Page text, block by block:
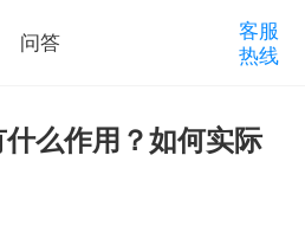
问答
客服
热线
么作用？如何实际